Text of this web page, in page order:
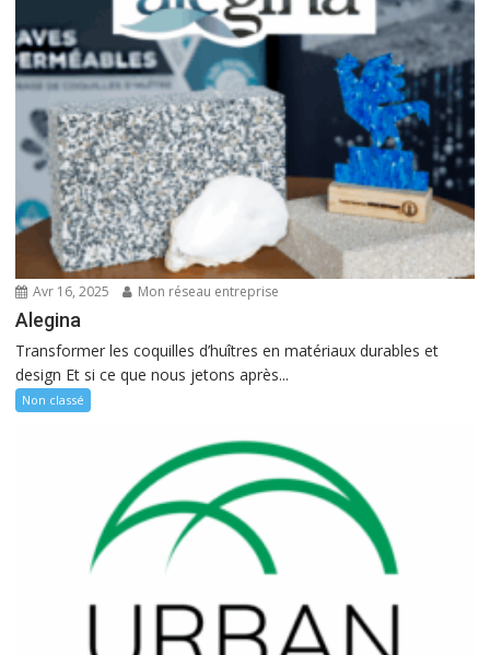
Avr 16, 2025 Mon réseau entreprise
Alegina
Transformer les coquilles d’huîtres en matériaux durables et
design Et si ce que nous jetons après...
Non classé